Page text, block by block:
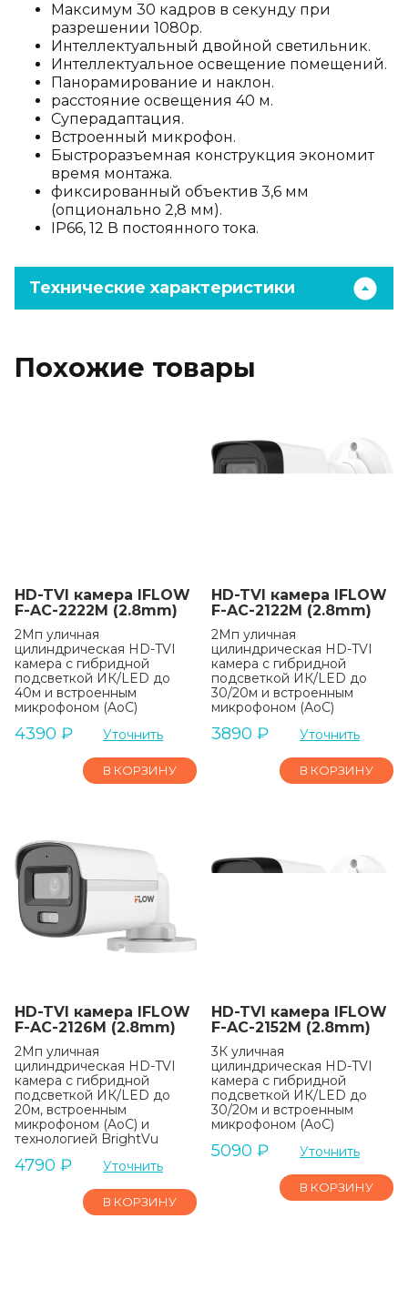
Максимум 30 кадров в секунду при
разрешении 1080p.
Интеллектуальный двойной светильник.
Интеллектуальное освещение помещений.
Панорамирование и наклон.
расстояние освещения 40 м.
Суперадаптация.
Встроенный микрофон.
Быстроразъемная конструкция экономит
время монтажа.
фиксированный объектив 3,6 мм
(опционально 2,8 мм).
IP66, 12 В постоянного тока.
Технические характеристики
Похожие товары
HD-TVI камера IFLOW
F-AC-2222M (2.8mm)
2Мп уличная
цилиндрическая HD-TVI
камера с гибридной
подсветкой ИК/LED до
40м и встроенным
микрофоном (AoC)
4390 ₽ Уточнить
В КОРЗИНУ
HD-TVI камера IFLOW
F-AC-2122M (2.8mm)
2Мп уличная
цилиндрическая HD-TVI
камера с гибридной
подсветкой ИК/LED до
30/20м и встроенным
микрофоном (AoC)
3890 ₽ Уточнить
В КОРЗИНУ
HD-TVI камера IFLOW
F-AC-2126M (2.8mm)
2Мп уличная
цилиндрическая HD-TVI
камера с гибридной
подсветкой ИК/LED до
20м, встроенным
микрофоном (AoC) и
технологией BrightVu
4790 ₽ Уточнить
В КОРЗИНУ
HD-TVI камера IFLOW
F-AC-2152M (2.8mm)
3К уличная
цилиндрическая HD-TVI
камера с гибридной
подсветкой ИК/LED до
30/20м и встроенным
микрофоном (AoC)
5090 ₽ Уточнить
В КОРЗИНУ